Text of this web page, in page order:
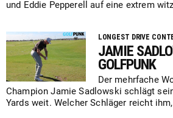
und Eddie Pepperell auf eine extrem
LONGEST DRIVE
JAMIE
GOLFPUNK
Der mehrfache
Champion Jamie Sadlowski schlägt
Yards weit. Welcher Schläger reicht